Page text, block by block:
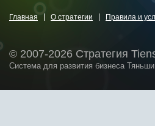
Главная О стратегии Правила и
© 2007-2026 Стратегия
Система для развития бизнеса